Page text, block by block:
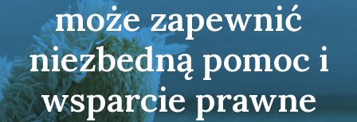
może zapewnić
niezbedną pomoc i
wsparcie prawne